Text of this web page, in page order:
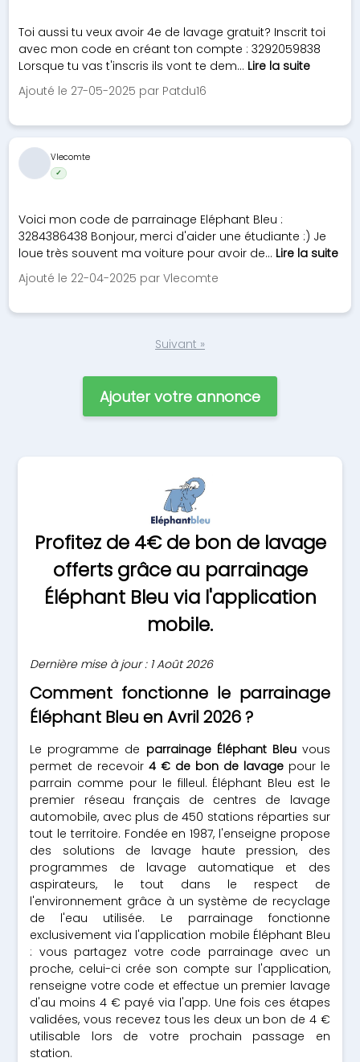
Toi aussi tu veux avoir 4e de lavage gratuit? Inscrit toi
avec mon code en créant ton compte : 3292059838
Lorsque tu vas t'inscris ils vont te dem... Lire la suite
Ajouté le 27-05-2025 par Patdu16
Voici mon code de parrainage Eléphant Bleu :
3284386438 Bonjour, merci d'aider une étudiante :) Je
loue très souvent ma voiture pour avoir de... Lire la suite
Ajouté le 22-04-2025 par Vlecomte
Vlecomte
✓
Suivant »
Ajouter votre annonce
Profitez de 4€ de bon de lavage
offerts grâce au parrainage
Éléphant Bleu via l'application
mobile.
Dernière mise à jour : 1 Août 2026
Comment fonctionne le parrainage
Éléphant Bleu en Avril 2026 ?
Le programme de parrainage Éléphant Bleuvous
permet de recevoir4 € de bon de lavagepour le
parrain comme pour le filleul. Éléphant Bleu est le
premier réseau français de centres de lavage
automobile, avec plus de 450 stations réparties sur
tout le territoire. Fondée en 1987, l'enseigne propose
des solutions de lavage haute pression, des
programmes de lavage automatique et des
aspirateurs, le tout dans le respect de
l'environnement grâce à un système de recyclage
de l'eau utilisée. Le parrainage fonctionne
exclusivement via l'application mobile Éléphant Bleu
: vous partagez votre code parrainage avec un
proche, celui-ci crée son compte sur l'application,
renseigne votre code et effectue un premier lavage
d'au moins 4 € payé via l'app. Une fois ces étapes
validées, vous recevez tous les deux un bon de 4 €
utilisable lors de votre prochain passage en
station.